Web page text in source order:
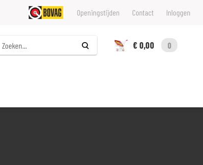
Openingstijden Contact Inloggen
€ 0,00
0